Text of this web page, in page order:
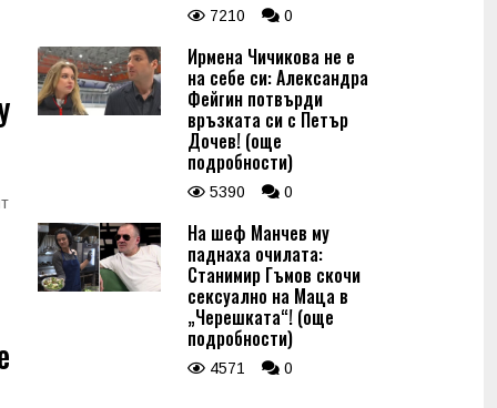
7210 0
Ирмена Чичикова не е
на себе си: Александра
Фейгин потвърди
връзката си с Петър
Дочев! (още
подробности)
5390 0
На шеф Манчев му
паднаха очилата:
Станимир Гъмов скочи
сексуално на Маца в
„Черешката“! (още
подробности)
4571 0